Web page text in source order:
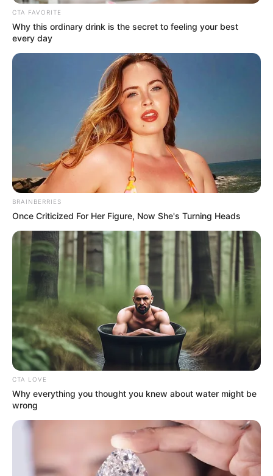
CTA FAVORITE
Why this ordinary drink is the secret to feeling your best
every day
BRAINBERRIES
Once Criticized For Her Figure, Now She's Turning Heads
CTA LOVE
Why everything you thought you knew about water might be
wrong